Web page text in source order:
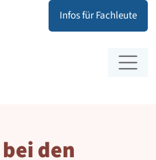
Infos für Fachleute
den